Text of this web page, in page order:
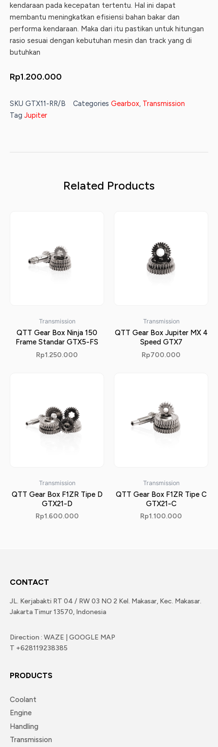
kendaraan pada kecepatan tertentu. Hal ini dapat
membantu meningkatkan efisiensi bahan bakar dan
performa kendaraan. Maka dari itu pastikan untuk hitungan
rasio sesuai dengan kebutuhan mesin dan track yang di
butuhkan
Rp1.200.000
SKU GTX11-RR/B Categories Gearbox, Transmission
Tag Jupiter
Related Products
Transmission
QTT Gear Box Ninja 150
Frame Standar GTX5-FS
Rp1.250.000
Transmission
QTT Gear Box Jupiter MX 4
Speed GTX7
Rp700.000
Transmission
QTT Gear Box F1ZR Tipe D
GTX21-D
Rp1.600.000
Transmission
QTT Gear Box F1ZR Tipe C
GTX21-C
Rp1.100.000
CONTACT
JL. Kerjabakti RT 04 / RW 03 NO 2 Kel. Makasar, Kec. Makasar.
Jakarta Timur 13570, Indonesia
Direction : WAZE | GOOGLE MAP
T +628119238385
PRODUCTS
Coolant
Engine
Handling
Transmission